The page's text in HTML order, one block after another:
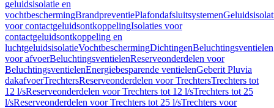
geluidsisolatie en
vochtbeschermingBrandpreventiePlafondafsluitsystemen
voor contactgeluidsontkoppelingIsolaties voor
contactgeluidsontkoppeling en
luchtgeluidsisolatieVochtbeschermingDichtingenBeluchtingsventielen
voor afvoerBeluchtingsventielenReserveonderdelen voor
BeluchtingsventielenEnergiebesparende ventielenGeberit Pluvia
dakafvoerTrechtersReserveonderdelen voor TrechtersTrechters tot
12 l/sReserveonderdelen voor Trechters tot 12 l/sTrechters tot 25
l/sReserveonderdelen voor Trechters tot 25 l/sTrechters voor